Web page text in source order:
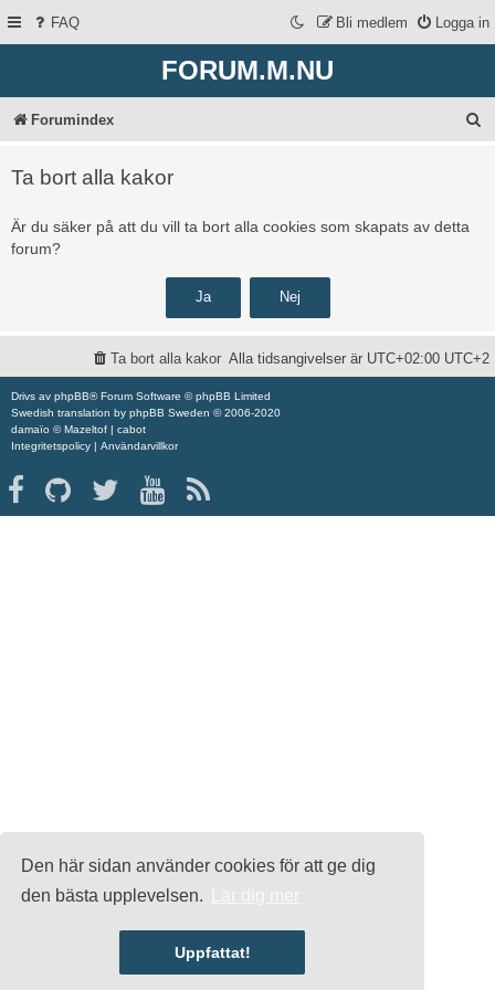
Den här sidan använder cookies för att ge dig
den bästa upplevelsen.
Uppfattat!
FAQ Logga in
Bli medlem
FORUM.M.NU
Forumindex
Ta bort alla kakor
Är du säker på att du vill ta bort alla cookies som skapats av detta
forum?
Alla tidsangivelser är UTC+02:00 UTC+2
Ta bort alla kakor
Drivs av phpBB® Forum Software © phpBB Limited
Swedish translation by phpBB Sweden © 2006-2020
damaïo ©Mazeltof | cabot
Integritetspolicy | Användarvillkor